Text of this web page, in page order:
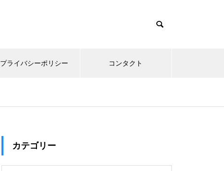
プライバシーポリシー コンタクト
カテゴリー